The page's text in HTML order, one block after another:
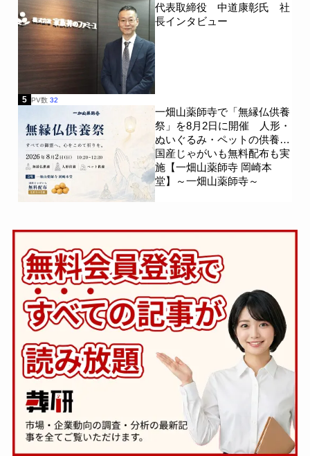
代表取締役 中道康彰氏 社
長インタビュー
5 PV数 32
一畑山薬師寺で「無縁仏供養
祭」を8月2日に開催 人形・
ぬいぐるみ・ペットの供養、
国産じゃがいも無料配布も実
施【一畑山薬師寺 岡崎本
堂】～一畑山薬師寺～